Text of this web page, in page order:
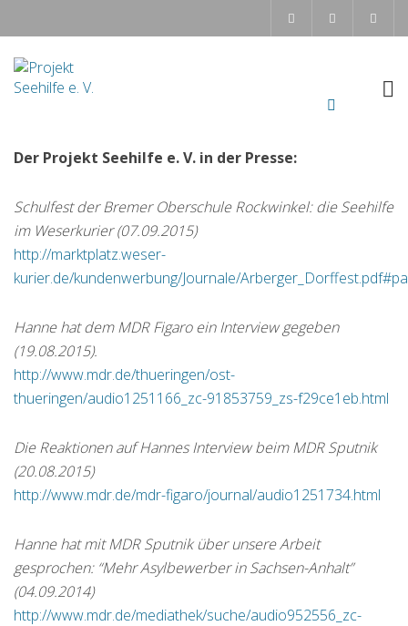
Der Projekt Seehilfe e. V. in der Presse:
Schulfest der Bremer Oberschule Rockwinkel: die Seehilfe
im Weserkurier (07.09.2015)
http://marktplatz.weser-
kurier.de/kundenwerbung/Journale/
Hanne hat dem MDR Figaro ein Interview gegeben
(19.08.2015).
http://www.mdr.de/thueringen/ost-
thueringen/audio1251166_zc-91853759_zs-f29ce1eb.html
Die Reaktionen auf Hannes Interview beim MDR Sputnik
(20.08.2015)
http://www.mdr.de/mdr-figaro/journal/audio1251734.html
Hanne hat mit MDR Sputnik über unsere Arbeit
gesprochen: “Mehr Asylbewerber in Sachsen-Anhalt”
(04.09.2014)
http://www.mdr.de/mediathek/suche/audio952556_zc-